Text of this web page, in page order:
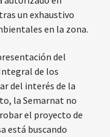
un exhaustivo
en la zona.
del
de los
del interés de la
la Semarnat no
el proyecto de
está buscando